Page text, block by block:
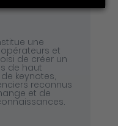
une
et
de créer un
de haut
keynotes,
reconnus
et de